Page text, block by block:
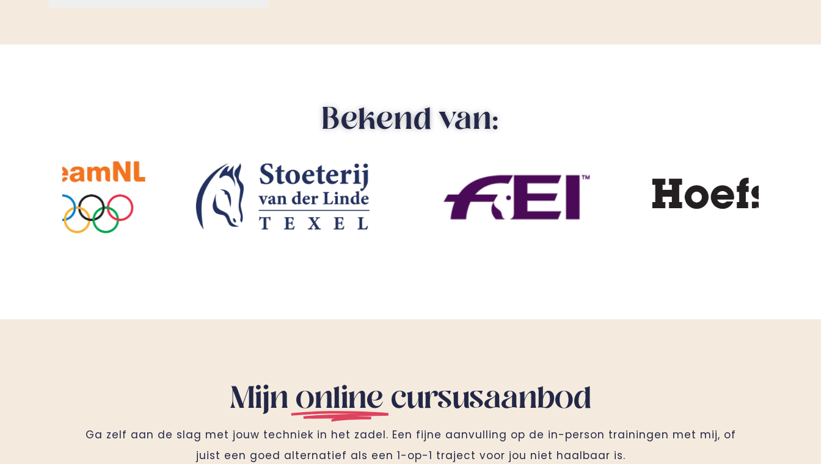
Bekend van:
Mijnonlinecursusaanbod
Ga zelf aan de slag met jouw techniek in het zadel. Een fijne aanvulling op de in-person trainingen met mij, of
juist een goed alternatief als een 1-op-1 traject voor jou niet haalbaar is.